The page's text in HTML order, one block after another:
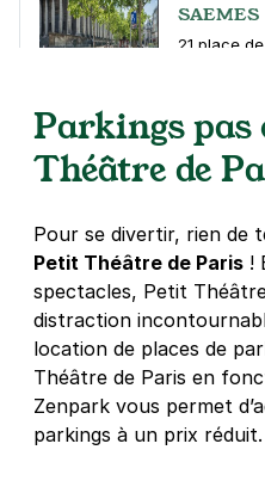
SAEMES
21 place
5,60 €/heure,50,40 €/jour,
(tarifs dégressifs)
Réserver
Paris -
75009
Réserver
+ Abonnements disponibles
Parkings pas
Théâtre de
Pour se divertir, rien de
Petit Théâtre de Paris !
spectacles, Petit
distraction
location de places de
Théâtre de Paris en
Zenpark vous permet
parkings à un prix réduit.